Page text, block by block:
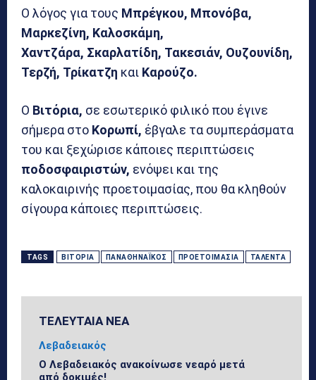
Ο λόγος για τους Μπρέγκου, Μπονόβα,
Μαρκεζίνη, Καλοσκάμη,
Χαντζάρα, Σκαρλατίδη, Τακεσιάν, Ουζουνίδη,
Τερζή, Τρίκατζη και Καρούζο.
Ο Βιτόρια, σε εσωτερικό φιλικό που έγινε
σήμερα στο Κορωπί, έβγαλε τα συμπεράσματα
του και ξεχώρισε κάποιες περιπτώσεις
ποδοσφαιριστών, ενόψει και της
καλοκαιρινής προετοιμασίας, που θα κληθούν
σίγουρα κάποιες περιπτώσεις.
TAGS ΒΙΤΌΡΙΑ ΠΑΝΑΘΗΝΑΪΚΌΣ ΠΡΟΕΤΟΙΜΑΣΊΑ ΤΑΛΈΝΤΑ
ΤΕΛΕΥΤΑΙΑ ΝΕΑ
Λεβαδειακός
Ο Λεβαδειακός ανακοίνωσε νεαρό μετά
από δοκιμές!